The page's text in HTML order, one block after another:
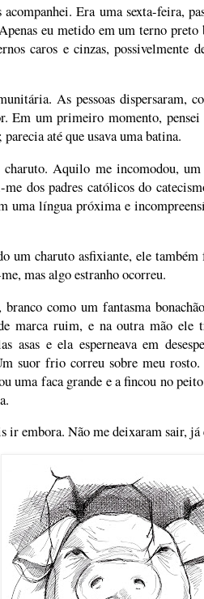
Era uma sexta-feira,
eu metido em um terno
caros e cinzas,
As pessoas dispersaram,
Em um primeiro momento,
até que usava uma batina.
Aquilo me incomodou,
dos padres católicos do
uma língua próxima e
um charuto asfixiante, ele
mas algo estranho ocorreu.
como um fantasma
marca ruim, e na outra mão ele
asas e ela esperneava em
suor frio correu sobre meu
uma faca grande e a fincou no
ir embora. Não me deixaram sair, já